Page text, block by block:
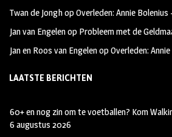
Twan de JonghopOverleden: Annie
Jan van Engelenop Probleem met de
Jan en Roos van EngelenopOverleden:
LAATSTE BERICHTEN
60+ en nog zin om te voetballen? Kom
6 augustus 2026